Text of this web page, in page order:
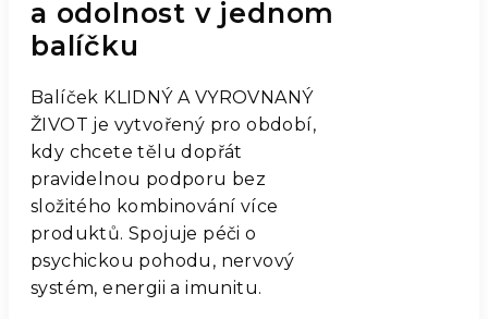
a odolnost v jednom
balíčku
Balíček KLIDNÝ A VYROVNANÝ
ŽIVOT je vytvořený pro období,
kdy chcete tělu dopřát
pravidelnou podporu bez
složitého kombinování více
produktů. Spojuje péči o
psychickou pohodu, nervový
systém, energii a imunitu.